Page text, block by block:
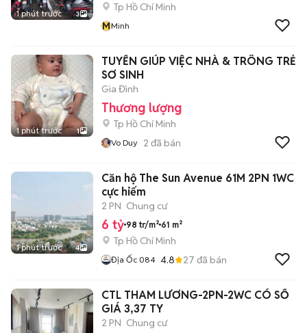
1 phút trước 3
Tp Hồ Chí Minh
MMinh
1 phút trước 1
TUYỂN GIÚP VIỆC NHÀ & TRÔNG TRẺ
SƠ SINH
Gia Đình
Thương lượng
Tp Hồ Chí Minh
Vo Duy 2 đã bán
1 phút trước 4
Căn hộ The Sun Avenue 61M 2PN 1WC
cực hiếm
2 PN Chung cư
6 tỷ 98 tr/m² 61 m²
Tp Hồ Chí Minh
Địa Ốc 084 4.8 27 đã bán
CTL THAM LƯƠNG-2PN-2WC CÓ SỔ
GIÁ 3,37 TY
2 PN Chung cư